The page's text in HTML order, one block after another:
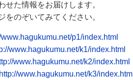
せた情報をお届けします。
をのぞいてみてください。
www.hagukumu.net/p1/index.html
www.hagukumu.net/k1/index.html
www.hagukumu.net/k2/index.html
http://www.hagukumu.net/k3/index.html